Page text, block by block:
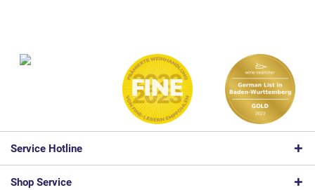
Service Hotline
Shop Service